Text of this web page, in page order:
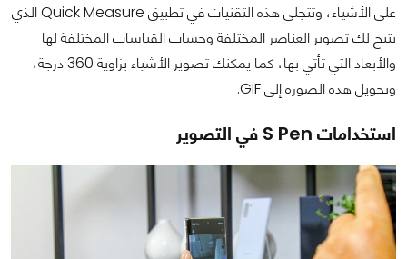
على الأشياء، وتتجلى هذه التقنيات في تطبيق Quick Measure الذي
يتيح لك تصوير العناصر المختلفة وحساب القياسات المختلفة لها
والأبعاد التي تأتي بها، كما يمكنك تصوير الأشياء بزاوية 360 درجة،
وتحويل هذه الصورة إلى GIF.
استخدامات S Pen في التصوير